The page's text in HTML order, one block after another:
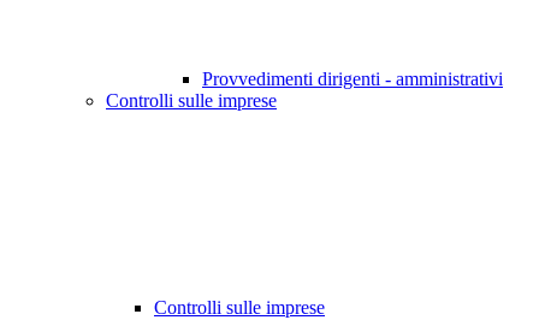
Provvedimenti dirigenti - amministrativi
Controlli sulle imprese
Controlli sulle imprese